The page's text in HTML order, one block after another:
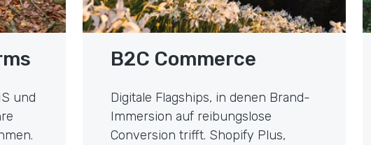
und
B2C Commerce
Digitale Flagships, in denen Brand-
Immersion auf reibungslose
Conversion trifft. Shopify Plus,